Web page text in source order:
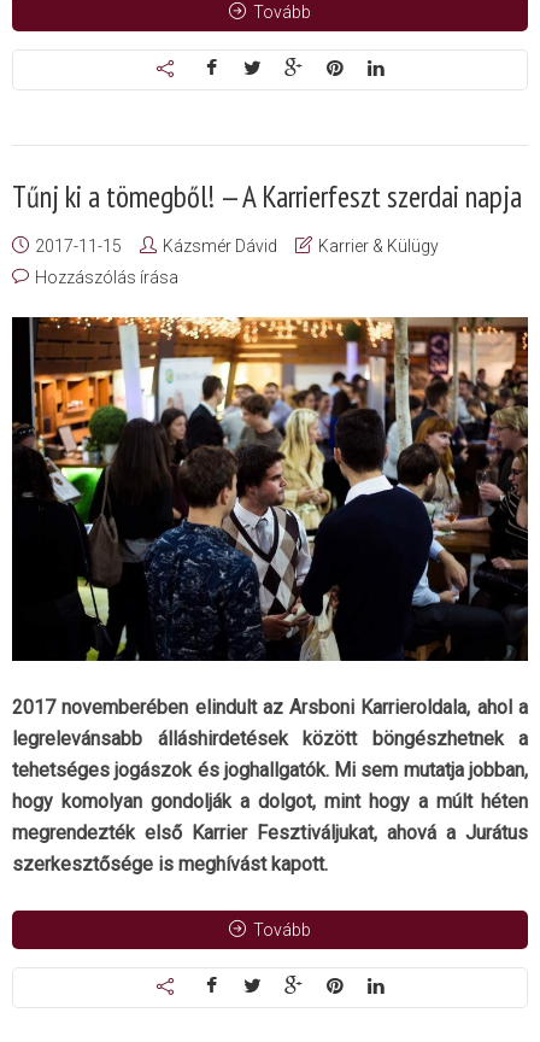
Tovább
Tűnj ki a tömegből! — A Karrierfeszt szerdai napja
2017-11-15 Kázsmér Dávid
Karrier & Külügy
Hozzászólás írása
2017 novemberében elindult az Arsboni Karrieroldala, ahol a
legrelevánsabb álláshirdetések között böngészhetnek a
tehetséges jogászok és joghallgatók. Mi sem mutatja jobban,
hogy komolyan gondolják a dolgot, mint hogy a múlt héten
megrendezték első Karrier Fesztiváljukat, ahová a Jurátus
szerkesztősége is meghívást kapott.
Tovább